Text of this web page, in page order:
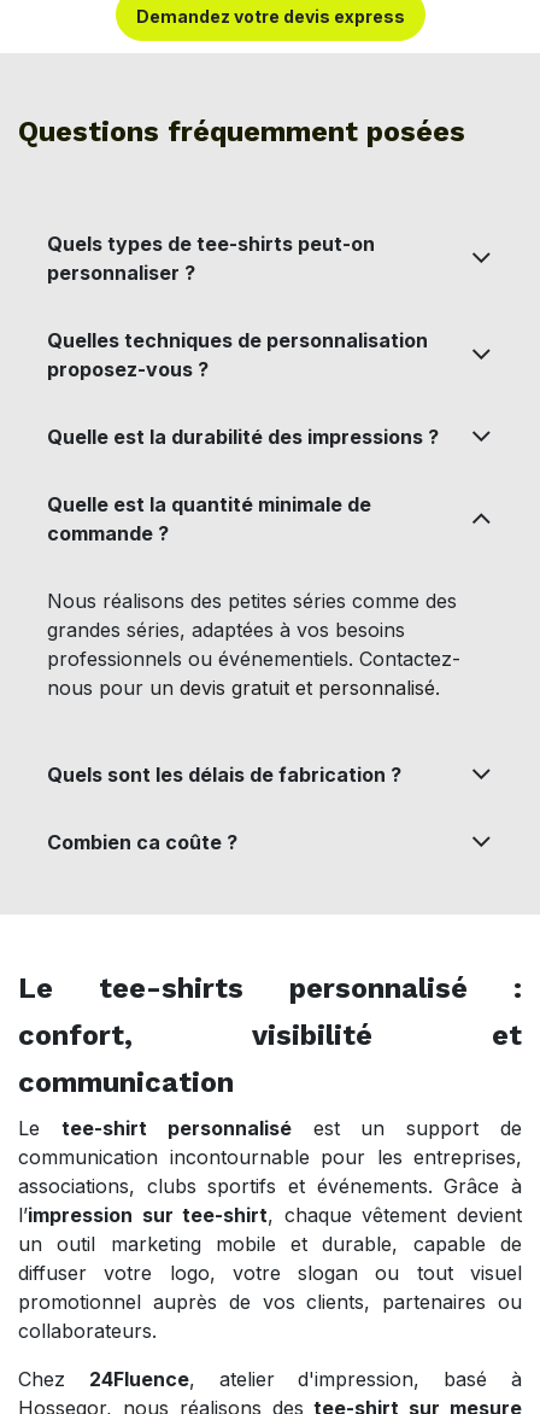
Demandez votre devis express
Questions fréquemment posées
Quels types de tee-shirts peut-on
personnaliser ?
Quelles techniques de personnalisation
proposez-vous ?
Quelle est la durabilité des impressions ?
Quelle est la quantité minimale de
commande ?
Nous réalisons des petites séries comme des
grandes séries, adaptées à vos besoins
professionnels ou événementiels. Contactez-
nous pour un devis gratuit et personnalisé.
Quels sont les délais de fabrication ?
Combien ca coûte ?
Le tee-shirts personnalisé :
confort, visibilité et
communication
Le tee-shirt personnaliséest un support de
communication incontournable pour les entreprises,
associations, clubs sportifs et événements. Grâce à
l’impression sur tee-shirt, chaque vêtement devient
un outil marketing mobile et durable, capable de
diffuser votre logo, votre slogan ou tout visuel
promotionnel auprès de vos clients, partenaires ou
collaborateurs.
Chez 24Fluence, atelier d'impression, basé à
Hossegor, nous réalisons destee-shirt sur mesure